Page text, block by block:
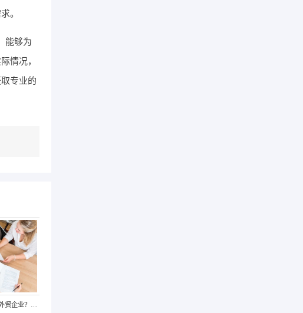
。
能够为
情况，
专业的
选哪家公司